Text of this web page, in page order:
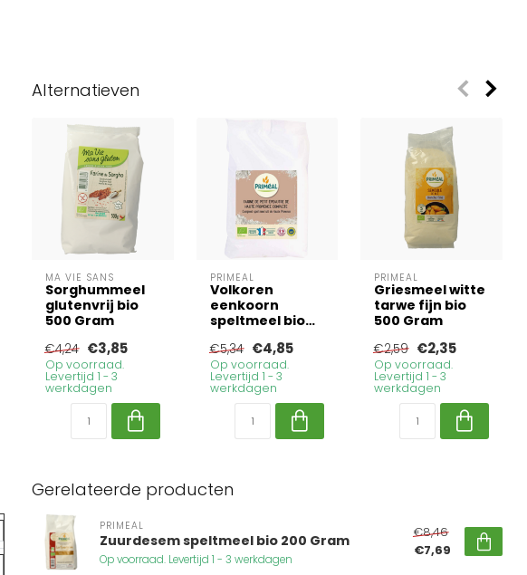
Alternatieven
MA VIE SANS
Sorghummeel
glutenvrij bio
500 Gram
€4,24 €3,85
Op voorraad.
Levertijd 1 - 3
werkdagen
PRIMEAL
Volkoren
eenkoorn
speltmeel bio
€5,34 €4,85
Op voorraad.
Levertijd 1 - 3
werkdagen
PRIMEAL
Griesmeel witte
tarwe fijn bio
500 Gram
€2,59 €2,35
Op voorraad.
Levertijd 1 - 3
werkdagen
Gerelateerde producten
PRIMEAL
Zuurdesem speltmeel bio 200 Gram
Op voorraad. Levertijd 1 - 3 werkdagen
€8,46
€7,69